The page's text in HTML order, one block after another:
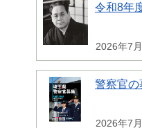
令和8年
2026年7
警察官の
2026年7